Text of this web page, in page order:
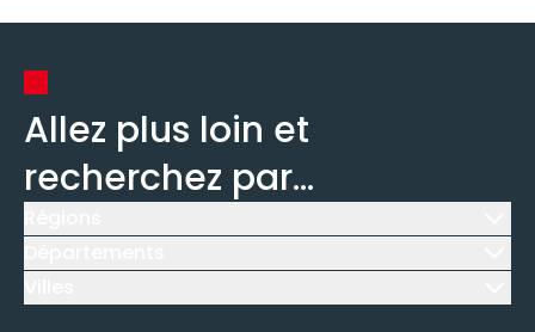
Allez plus loin et
recherchez par...